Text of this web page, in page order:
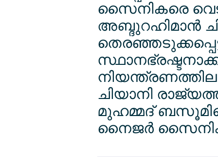
സൈനികരെ
അബ്ദുറഹിമാന്‍
ചിയാനി
മുഹമ്മദ്
നൈജര്‍